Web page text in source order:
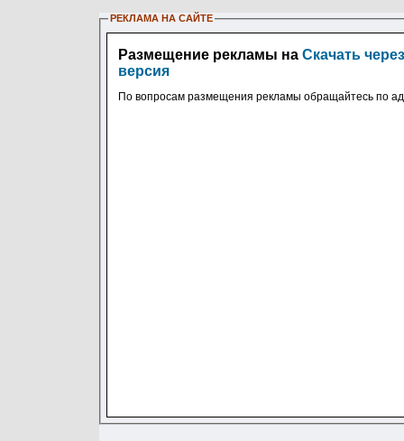
РЕКЛАМА НА САЙТЕ
Размещение рекламы на Скачать
версия
По вопросам размещения рекламы обращайтесь по